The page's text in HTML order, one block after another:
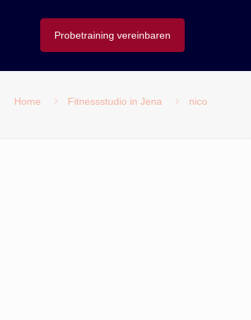
Probetraining vereinbaren
Home Fitnessstudio in Jena nico